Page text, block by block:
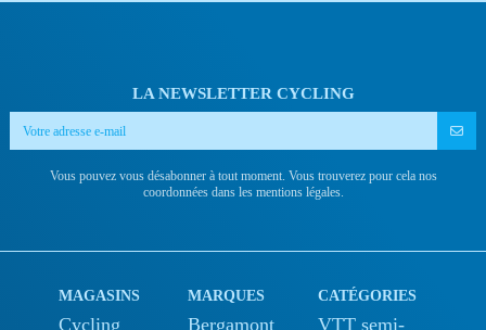
LA NEWSLETTER CYCLING
Vous pouvez vous désabonner à tout moment. Vous trouverez pour cela nos
coordonnées dans les mentions légales.
MAGASINS
Cycling
MARQUES
Bergamont
CATÉGORIES
VTT semi-